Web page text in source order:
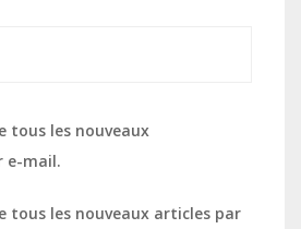
tous les nouveaux
e-mail.
tous les nouveaux articles par